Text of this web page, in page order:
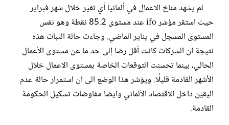
لم يشهد مناخ الاعمال في ألمانيا أي تغير خلال شهر فبراير
حيث استقر مؤشر ifo عند مستوى 85.2 نقطة وهو نفس
المستوى المسجل في يناير الماضي. وجاءت حالة الثبات هذه
نتيجة ان الشركات كانت أقل رضا إلى حد ما عن مستوى الأعمال
الحالي، بينما تحسنت التوقعات الخاصة بمستوى الاعمال خلال
الأشهر القادمة قليلًا. ويؤشر هذا الوضع الى ان استمرار حالة عدم
اليقين داخل الاقتصاد الألماني وايضا مفاوضات تشكيل الحكومة
القادمة.